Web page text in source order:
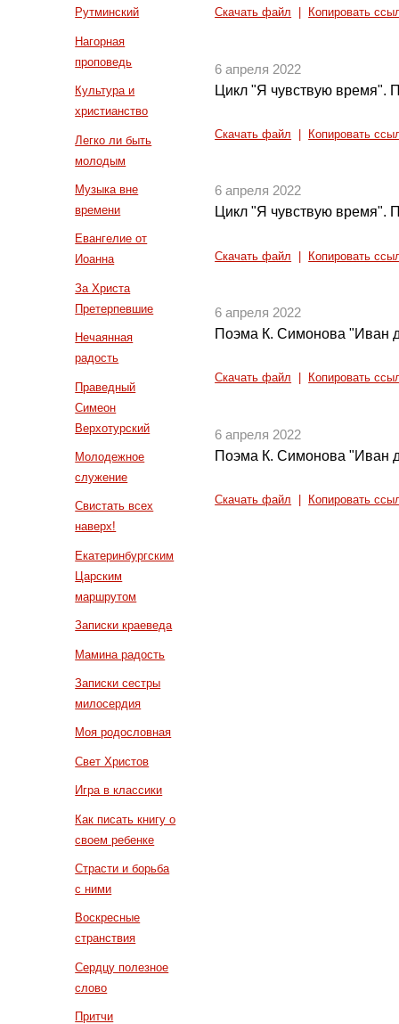
Рутминский
Нагорная
проповедь
Культура и
христианство
Легко ли быть
молодым
Музыка вне
времени
Евангелие от
Иоанна
За Христа
Претерпевшие
Нечаянная
радость
Праведный
Симеон
Верхотурский
Молодежное
служение
Свистать всех
наверх!
Екатеринбургским
Царским
маршрутом
Записки краеведа
Мамина радость
Записки сестры
милосердия
Моя родословная
Свет Христов
Игра в классики
Как писать книгу о
своем ребенке
Страсти и борьба
с ними
Воскресные
странствия
Сердцу полезное
слово
Притчи
Скачать файл Копировать
6 апреля 2022
Цикл "Я чувствую время".
Скачать файл Копировать
6 апреля 2022
Цикл "Я чувствую время".
Скачать файл Копировать
6 апреля 2022
Поэма К. Симонова "Иван
Скачать файл Копировать
6 апреля 2022
Поэма К. Симонова "Иван
Скачать файл Копировать